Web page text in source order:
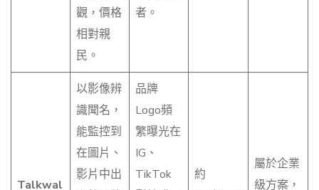
觀，價格
相對親
民。
者。
Talkwal
以影像辨
識聞名，
能監控到
在圖片、
影片中出
品牌
Logo頻
繁曝光在
IG、
TikTok
約
屬於企業
級方案，